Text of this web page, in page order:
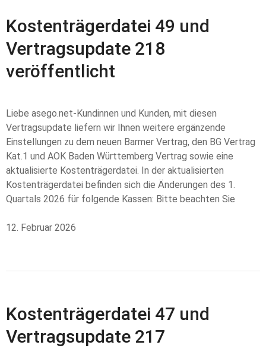
Kostenträgerdatei 49 und
Vertragsupdate 218
veröffentlicht
Liebe asego.net-Kundinnen und Kunden, mit diesen
Vertragsupdate liefern wir Ihnen weitere ergänzende
Einstellungen zu dem neuen Barmer Vertrag, den BG Vertrag
Kat.1 und AOK Baden Württemberg Vertrag sowie eine
aktualisierte Kostenträgerdatei. In der aktualisierten
Kostenträgerdatei befinden sich die Änderungen des 1.
Quartals 2026 für folgende Kassen: Bitte beachten Sie
12. Februar 2026
Kostenträgerdatei 47 und
Vertragsupdate 217